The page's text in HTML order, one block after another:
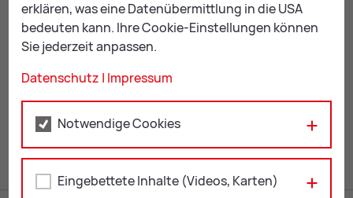
so­zia­les@leo­ben.at
ZUR ÜBERSICHT: EVENTS
Mail Print
erklären, was eine Datenübermittlung in die USA
bedeuten kann. Ihre Cookie-Einstellungen können
Sie jederzeit anpassen.
Datenschutz | Impressum
Notwendige Cookies
Eingebettete Inhalte (Videos, Karten)